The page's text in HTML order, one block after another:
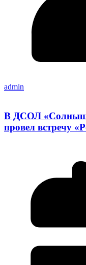
admin
В ДСОЛ
провел встречу